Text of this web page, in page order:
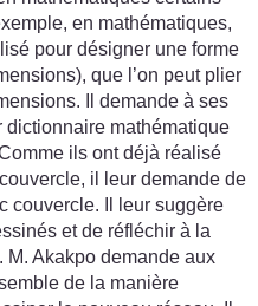
en mathématiques,
pour désigner une forme
que l’on peut plier
Il demande à ses
dictionnaire mathématique
ils ont déjà réalisé
il leur demande de
couvercle. Il leur suggère
et de réfléchir à la
M. Akakpo demande aux
de la manière